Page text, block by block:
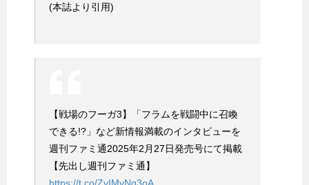
(本誌より引用)
【戦場のフーガ3】「フラムを戦闘中に召喚
できる!?」など新情報満載のインタビューを
週刊ファミ通2025年2月27日発売号にて掲載
【先出し週刊ファミ通】